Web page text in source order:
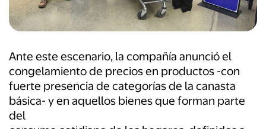
Ante este escenario, la compañía anunció el
congelamiento de precios en productos -con
fuerte presencia de categorías de la canasta
básica- y en aquellos bienes que forman parte
del